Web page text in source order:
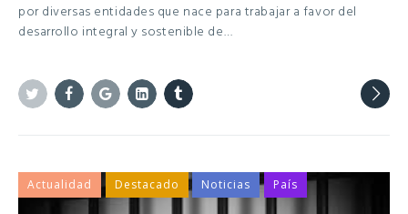
por diversas entidades que nace para trabajar a favor del
desarrollo integral y sostenible de…
Actualidad Destacado Noticias País